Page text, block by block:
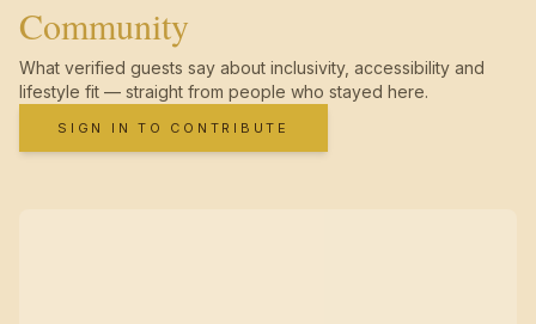
Community
What verified guests say about inclusivity, accessibility and
lifestyle fit — straight from people who stayed here.
SIGN IN TO CONTRIBUTE